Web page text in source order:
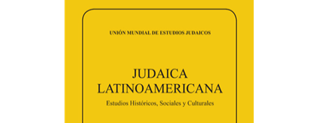
פלורינדה פ. גולדברג.
פולט
קרשונוביץ שוסטר
דבי רויטמן אפרים זדוף